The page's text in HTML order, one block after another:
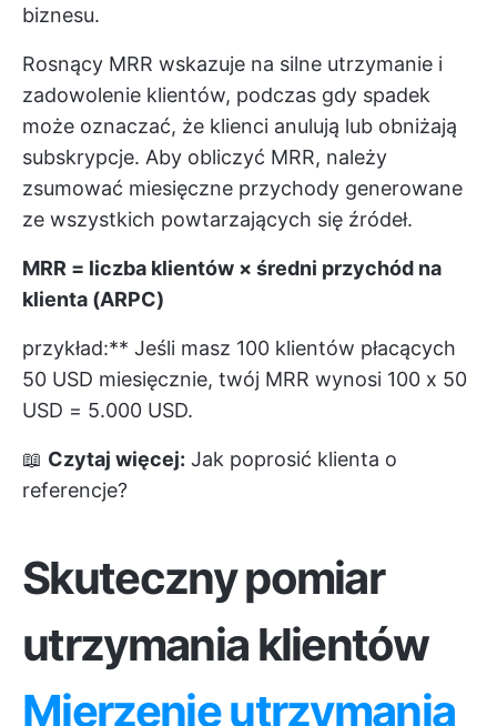
biznesu.
Rosnący MRR wskazuje na silne utrzymanie i
zadowolenie klientów, podczas gdy spadek
może oznaczać, że klienci anulują lub obniżają
subskrypcje. Aby obliczyć MRR, należy
zsumować miesięczne przychody generowane
ze wszystkich powtarzających się źródeł.
MRR = liczba klientów × średni przychód na
klienta (ARPC)
przykład:** Jeśli masz 100 klientów płacących
50 USD miesięcznie, twój MRR wynosi 100 x 50
USD = 5.000 USD.
📖 Czytaj więcej: Jak poprosić klienta o
referencje?
Skuteczny pomiar
utrzymania klientów
Mierzenie utrzymania